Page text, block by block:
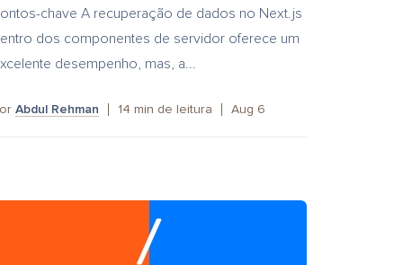
chave A recuperação de dados no Next.js
dos componentes de servidor oferece um
desempenho, mas, a...
Abdul Rehman 14 min de leitura Aug 6